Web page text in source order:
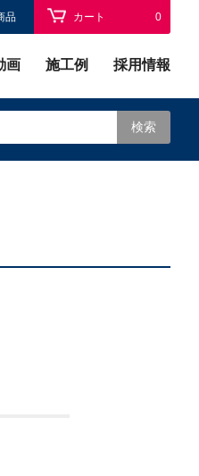
品 カート 0
画 施工例 採用情報
検索